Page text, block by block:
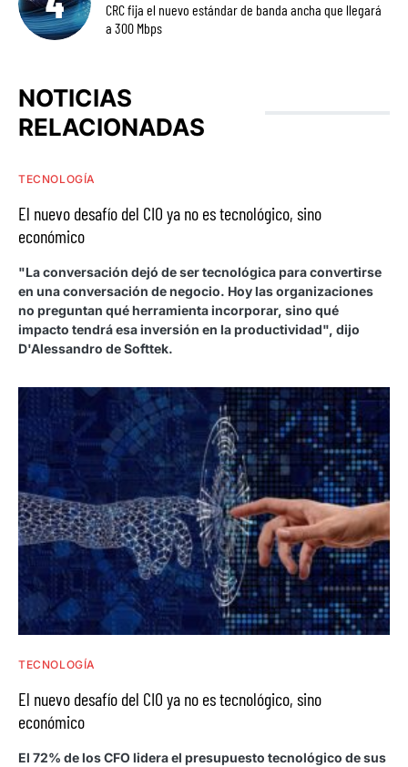
CRC fija el nuevo estándar de banda ancha que llegará
a 300 Mbps
NOTICIAS
RELACIONADAS
TECNOLOGÍA
El nuevo desafío del CIO ya no es tecnológico, sino
económico
"La conversación dejó de ser tecnológica para convertirse
en una conversación de negocio. Hoy las organizaciones
no preguntan qué herramienta incorporar, sino qué
impacto tendrá esa inversión en la productividad", dijo
D'Alessandro de Softtek.
TECNOLOGÍA
El nuevo desafío del CIO ya no es tecnológico, sino
económico
El 72% de los CFO lidera el presupuesto tecnológico de sus